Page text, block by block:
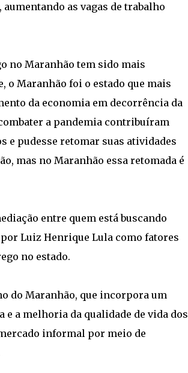
as vagas de trabalho
no Maranhão tem sido mais
o Maranhão foi o estado que mais
da economia em decorrência da
a pandemia contribuíram
e pudesse retomar suas atividades
mas no Maranhão essa retomada é
entre quem está buscando
Luiz Henrique Lula como fatores
no estado.
do Maranhão, que incorpora um
a melhoria da qualidade de vida dos
informal por meio de